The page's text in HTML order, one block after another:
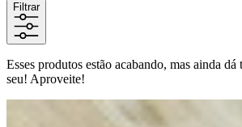
Filtrar
Esses produtos estão acabando, mas ainda
seu! Aproveite!